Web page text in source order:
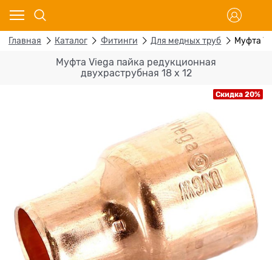
Главная Каталог Фитинги Для медных труб Муфта
Муфта Viega пайка редукционная
двухраструбная 18 х 12
Скидка 20%